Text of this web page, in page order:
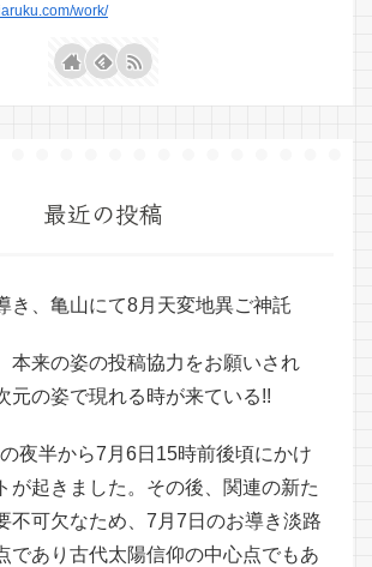
work/
最近の投稿
き、亀山にて8月天変地異ご神託
本来の姿の投稿協力をお願いされ
元の姿で現れる時が来ている!!
夜半から7月6日15時前後頃にかけ
が起きました。その後、関連の新た
不可欠なため、7月7日のお導き淡路
であり古代太陽信仰の中心点でもあ